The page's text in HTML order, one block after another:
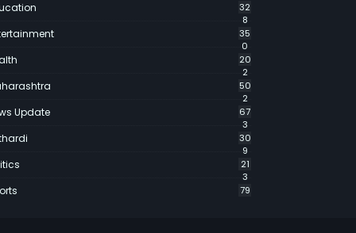
32
8
35
0
20
2
50
2
Update
67
3
30
9
21
3
79